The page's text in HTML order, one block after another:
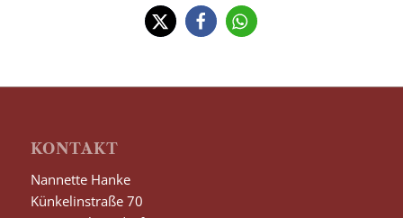
KONTAKT
Nannette Hanke
Künkelinstraße 70